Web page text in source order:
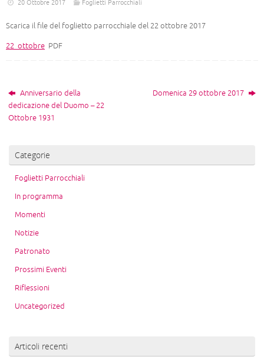
20 Ottobre 2017 Foglietti Parrocchiali
Scarica il file del foglietto parrocchiale del 22 ottobre 2017
22_ottobre PDF
Anniversario della
dedicazione del Duomo – 22
Ottobre 1931
Domenica 29 ottobre 2017
Categorie
Foglietti Parrocchiali
In programma
Momenti
Notizie
Patronato
Prossimi Eventi
Riflessioni
Uncategorized
Articoli recenti